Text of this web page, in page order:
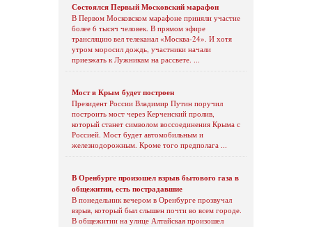
Состоялся Первый Московский марафон
В Первом Московском марафоне приняли участие
более 6 тысяч человек. В прямом эфире
трансляцию вел телеканал «Москва-24». И хотя
утром моросил дождь, участники начали
приезжать к Лужникам на рассвете. ...
Мост в Крым будет построен
Президент России Владимир Путин поручил
построить мост через Керченский пролив,
который станет символом воссоединения Крыма с
Россией. Мост будет автомобильным и
железнодорожным. Кроме того предполага ...
В Оренбурге произошел взрыв бытового газа в
общежитии, есть пострадавшие
В понедельник вечером в Оренбурге прозвучал
взрыв, который был слышен почти во всем городе.
В общежитии на улице Алтайская произошел